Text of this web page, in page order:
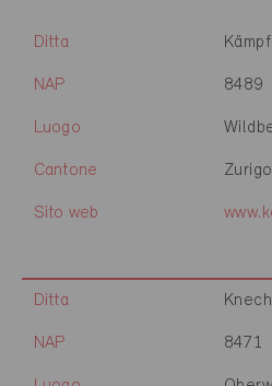
Ditta
NAP 8489
Luogo
Cantone Zurigo
Sito web
Ditta
NAP 8471